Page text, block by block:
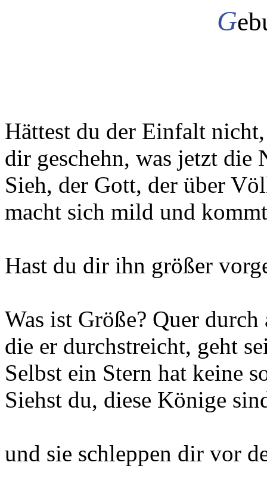
G
Hättest du der Einfalt
dir geschehn, was jetzt die
Sieh, der Gott, der über
macht sich mild und
Hast du dir ihn größer
Was ist Größe? Quer
die er durchstreicht, geht
Selbst ein Stern hat keine
Siehst du, diese Könige
und sie schleppen dir vor